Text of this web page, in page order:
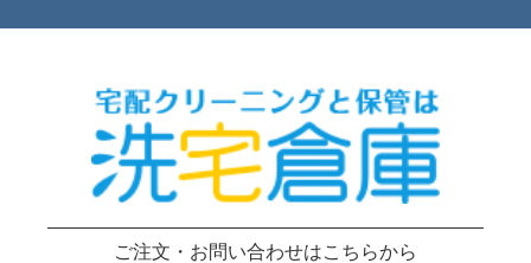
ご注文・お問い合わせはこちらから